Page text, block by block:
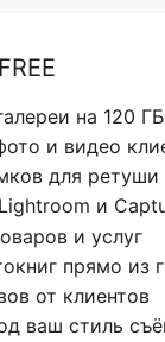
на 120 ГБ
и видео
для ретуши
и
и услуг
прямо из
от клиентов
ваш стиль